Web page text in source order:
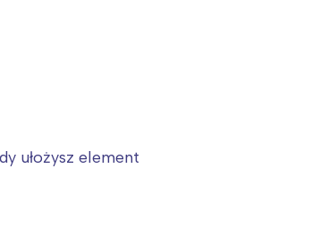
ułożysz element